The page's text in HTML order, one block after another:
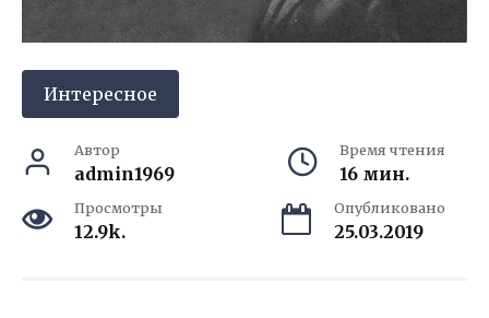
Интересное
Автор
admin1969
Время чтения
16 мин.
Просмотры
12.9k.
Опубликовано
25.03.2019